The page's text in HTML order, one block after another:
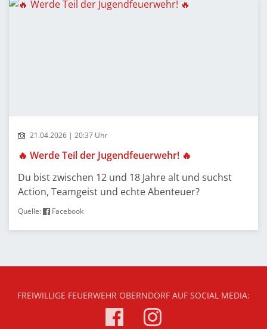
21.04.2026 | 20:37 Uhr
🔥 Werde Teil der Jugendfeuerwehr! 🔥
Du bist zwischen 12 und 18 Jahre alt und suchst
Action, Teamgeist und echte Abenteuer?
Quelle: Facebook
FREIWILLIGE FEUERWEHR OBERNDORF AUF SOCIAL MEDIA: